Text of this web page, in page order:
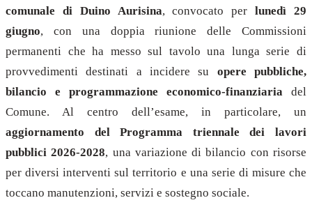
comunale di Duino Aurisina, convocato perlunedì 29
giugno, con una doppia riunione delle Commissioni
permanenti che ha messo sul tavolo una lunga serie di
provvedimenti destinati a incidere su opere pubbliche,
bilancio e programmazione economico-finanziaria del
Comune. Al centro dell’esame, in particolare, un
aggiornamento del Programma triennale dei lavori
pubblici 2026-2028, una variazione di bilancio con risorse
per diversi interventi sul territorio e una serie di misure che
toccano manutenzioni, servizi e sostegno sociale.